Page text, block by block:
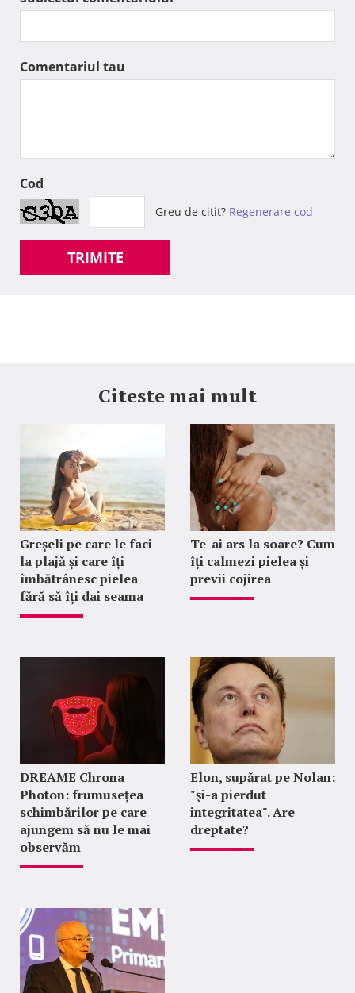
Comentariul tau
Cod
Greu de citit? Regenerare cod
TRIMITE
Citeste mai mult
Greșeli pe care le faci
la plajă și care îți
îmbătrânesc pielea
fără să îți dai seama
Te-ai ars la soare? Cum
îți calmezi pielea și
previi cojirea
DREAME Chrona
Photon: frumusețea
schimbărilor pe care
ajungem să nu le mai
observăm
Elon, supărat pe Nolan:
"şi-a pierdut
integritatea". Are
dreptate?